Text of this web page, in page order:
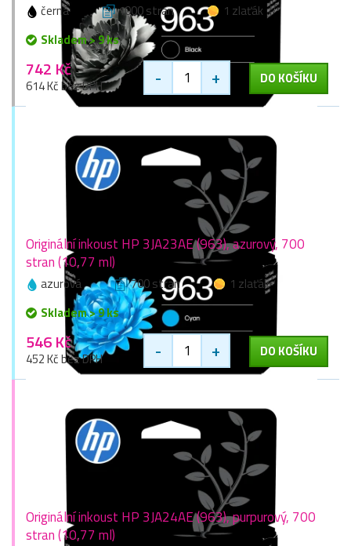
černá 1000 stran
1 zlaťák
Skladem > 9 ks
742 Kč
614 Kč bez DPH - + DO KOŠÍKU
Originální inkoust HP 3JA23AE (963), azurový, 700
stran (10,77 ml)
azurová 700 stran
1 zlaťák
Skladem > 9 ks
546 Kč
452 Kč bez DPH - + DO KOŠÍKU
Originální inkoust HP 3JA24AE (963), purpurový, 700
stran (10,77 ml)